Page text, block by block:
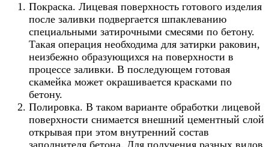
Покраска. Лицевая поверхность готового изделия
после заливки подвергается шпаклеванию
специальными затирочными смесями по бетону.
Такая операция необходима для затирки раковин,
неизбежно образующихся на поверхности в
процессе заливки. В последующем готовая
скамейка может окрашивается красками по
бетону.
Полировка. В таком варианте обработки лицевой
поверхности снимается внешний цементный слой
открывая при этом внутренний состав